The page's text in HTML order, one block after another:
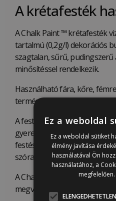
A krétafesték
A Chalk Paint ™ krétafesték
tartalmú (0,2g/l) dekorációs
szagtalan, sűrű, pudingszerű
minősítéssel rendelkezik.
Használható fára, kőre,
természetes anyagra.
A festékkel könnyű
gyerekbarát, és nem igényel
festés megkezdése előtt, a
szórakoztató.
A Chalk Painttel ™ többféle
megvalósítható, mint például:
Ez a weboldal
Ez a weboldal sütiket
élmény javítása
használatával Ön
használatához, a
megfelelően.